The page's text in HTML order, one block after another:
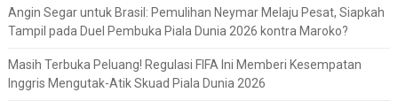
Angin Segar untuk Brasil: Pemulihan Neymar Melaju Pesat, Siapkah
Tampil pada Duel Pembuka Piala Dunia 2026 kontra Maroko?
Masih Terbuka Peluang! Regulasi FIFA Ini Memberi Kesempatan
Inggris Mengutak-Atik Skuad Piala Dunia 2026